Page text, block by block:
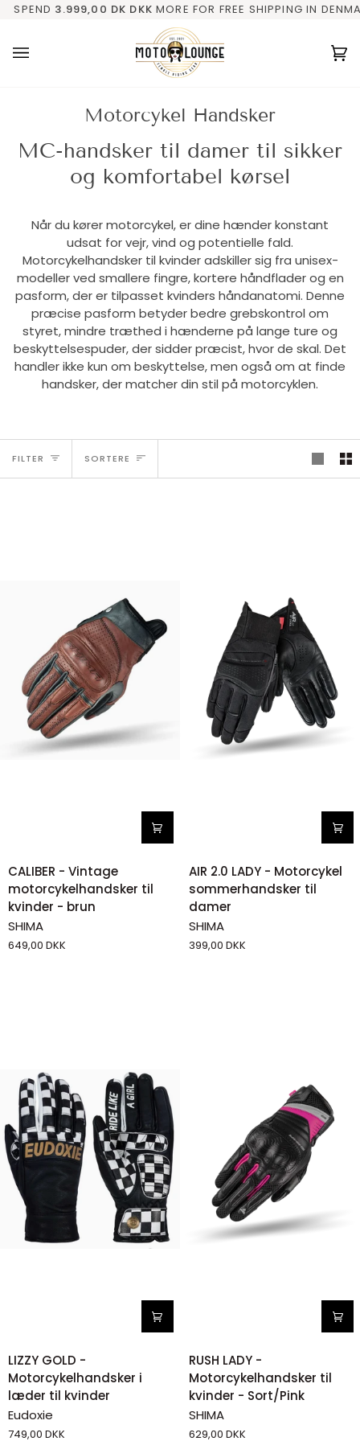
Gå
DKDKKMORE FOR FREE SHIPPING IN DENMARK
✓ KVINDELIG EJER ✓ FRA FYN (DK) ✓
Motorcykel Handsker
MC-handsker til damer til sikker
og komfortabel kørsel
Når du kører motorcykel, er dine hænder konstant
udsat for vejr, vind og potentielle fald.
Motorcykelhandsker til kvinder adskiller sig fra unisex-
modeller ved smallere fingre, kortere håndflader og en
pasform, der er tilpasset kvinders håndanatomi. Denne
præcise pasform betyder bedre grebskontrol om
styret, mindre træthed i hænderne på lange ture og
beskyttelsespuder, der sidder præcist, hvor de skal. Det
handler ikke kun om beskyttelse, men også om at finde
handsker, der matcher din stil på motorcyklen.
FILTER Sortere
SORTERE
CALIBER
Vintage
til
kvinder
CALIBER - Vintage
motorcykelhandsker til
kvinder - brun
SHIMA
649,00 DKK
AIR
LADY
Motorcykel
sommerhandsker
AIR 2.0 LADY - Motorcykel
sommerhandsker til
damer
SHIMA
399,00 DKK
LIZZY
GOLD
-
i
LIZZY GOLD -
Motorcykelhandsker i
læder til kvinder
Eudoxie
749,00 DKK
RUSH
LADY
-
Motorcykelhandsker
til
RUSH LADY -
Motorcykelhandsker til
kvinder - Sort/Pink
SHIMA
629,00 DKK